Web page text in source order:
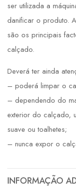
ser utilizada a
danificar o produto.
são os principais
calçado.
Deverá ter ainda
– poderá limpar o
– dependendo do
exterior do calçado,
suave ou toalhetes;
– nunca expor o
INFORMAÇÃO